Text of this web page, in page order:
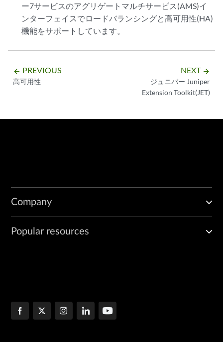
ー7サービスのアグリゲートマルチサービス(AMS)イ
ンターフェイスでロードバランシングと高可用性(HA)
機能をサポートしています。
arrow_backward PREVIOUS
高可用性
NEXT arrow_forward
ジュニパー Juniper
Extension Toolkit(JET)
Company
Popular resources